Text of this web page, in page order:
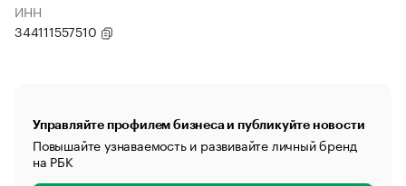
ИНН
344111557510
Управляйте профилем бизнеса и публикуйте новости
Повышайте узнаваемость и развивайте личный бренд
на РБК